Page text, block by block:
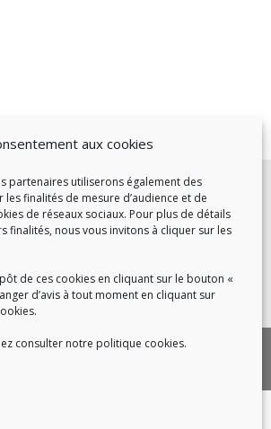
aux cookies
partenaires utiliserons également des
finalités de mesure d’audience et de
de réseaux sociaux. Pour plus de détails
finalités, nous vous invitons à cliquer sur les
de ces cookies en cliquant sur le bouton «
d’avis à tout moment en cliquant sur
consulter notre politique cookies.